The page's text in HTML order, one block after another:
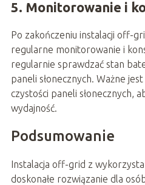
5. Monitorowanie i
Po zakończeniu instalacji off-
regularne monitorowanie i
regularnie sprawdzać stan
paneli słonecznych. Ważne
czystości paneli słonecznych,
wydajność.
Podsumowanie
Instalacja off-grid z
doskonałe rozwiązanie dla